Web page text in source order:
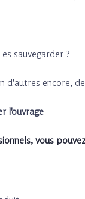
sauvegarder ?
d'autres encore,
l'ouvrage
vous